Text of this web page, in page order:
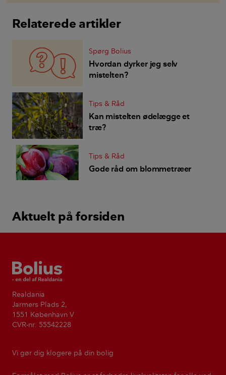
Relaterede artikler
Spørg Bolius
Hvordan dyrker jeg selv
mistelten?
Tips & Råd
Kan mistelten ødelægge et
træ?
Tips & Råd
Gode råd om blommetræer
Aktuelt på forsiden
Bolius
Realdania
Jarmers Plads 2,
1551 København V
CVR-nr. 55542228
Vi gør dig klogere på din bolig